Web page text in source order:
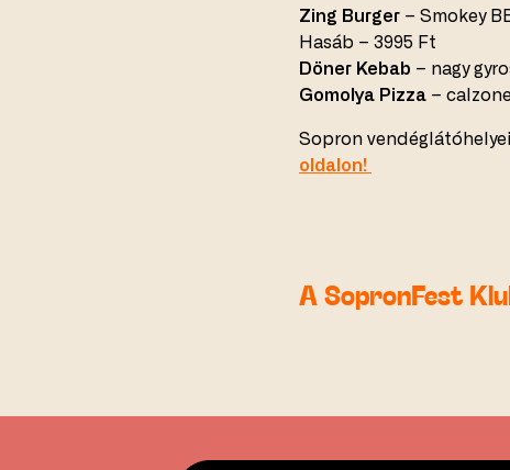
Zing Burger – Smokey
Hasáb – 3995 Ft
Döner Kebab – nagy
Gomolya Pizza –
Sopron
oldalon!
A SopronFest